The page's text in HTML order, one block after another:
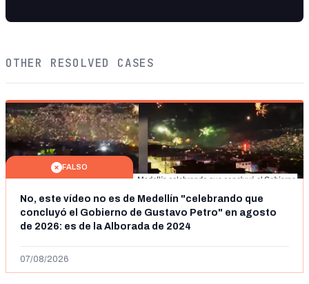
OTHER RESOLVED CASES
FALSO
No, este vídeo no es de Medellín "celebrando que
concluyó el Gobierno de Gustavo Petro" en agosto
de 2026: es de la Alborada de 2024
07/08/2026